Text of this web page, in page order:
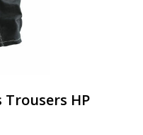
Trousers HP